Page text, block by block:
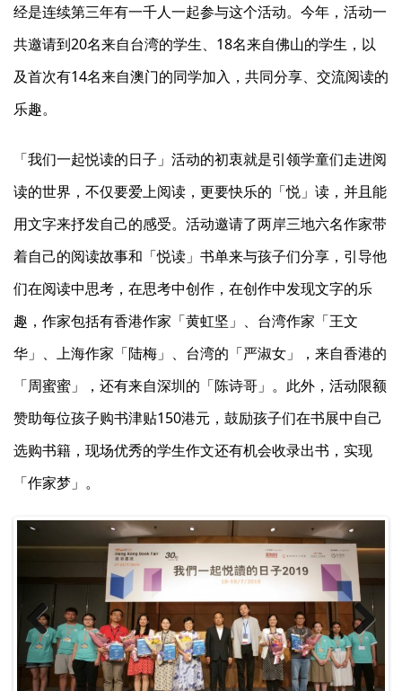
经是连续第三年有一千人一起参与这个活动。今年，活动一
共邀请到20名来自台湾的学生、18名来自佛山的学生，以
及首次有14名来自澳门的同学加入，共同分享、交流阅读的
乐趣。
「我们一起悦读的日子」活动的初衷就是引领学童们走进阅
读的世界，不仅要爱上阅读，更要快乐的「悦」读，并且能
用文字来抒发自己的感受。活动邀请了两岸三地六名作家带
着自己的阅读故事和「悦读」书单来与孩子们分享，引导他
们在阅读中思考，在思考中创作，在创作中发现文字的乐
趣，作家包括有香港作家「黄虹坚」、台湾作家「王文
华」、上海作家「陆梅」、台湾的「严淑女」，来自香港的
「周蜜蜜」，还有来自深圳的「陈诗哥」。此外，活动限额
赞助每位孩子购书津贴150港元，鼓励孩子们在书展中自己
选购书籍，现场优秀的学生作文还有机会收录出书，实现
「作家梦」。
Previ
ous
Next